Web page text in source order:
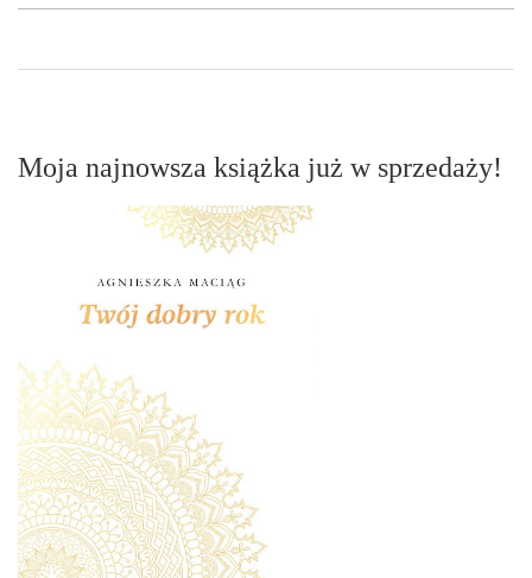
Moja najnowsza książka już w sprzedaży!